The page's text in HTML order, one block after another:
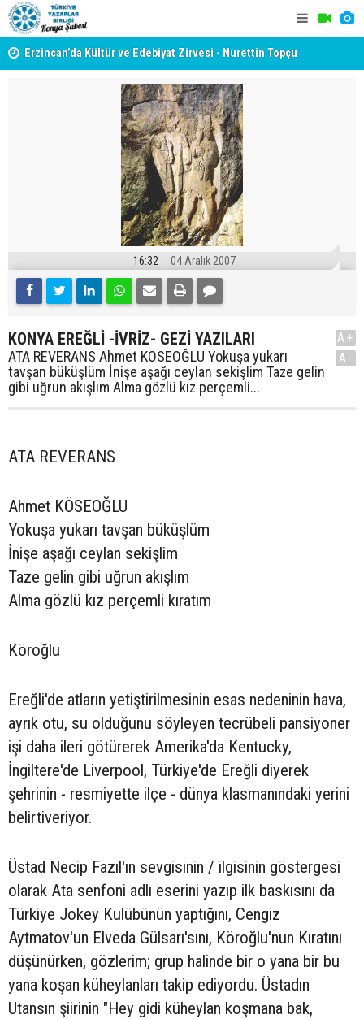
Erzincan’da Kültür ve Edebiyat Zirvesi - Nurettin Topçu
16:32 04 Aralık 2007
KONYA EREĞLİ -İVRİZ- GEZİ YAZILARI
ATA REVERANS Ahmet KÖSEOĞLU Yokuşa yukarı
tavşan büküşlüm İnişe aşağı ceylan sekişlim Taze gelin
gibi uğrun akışlım Alma gözlü kız perçemli...
A+
A-
ATA REVERANS
Ahmet KÖSEOĞLU
Yokuşa yukarı tavşan büküşlüm
İnişe aşağı ceylan sekişlim
Taze gelin gibi uğrun akışlım
Alma gözlü kız perçemli kıratım
Köroğlu
Ereğli'de atların yetiştirilmesinin esas nedeninin hava,
ayrık otu, su olduğunu söyleyen tecrübeli pansiyoner
işi daha ileri götürerek Amerika'da Kentucky,
İngiltere'de Liverpool, Türkiye'de Ereğli diyerek
şehrinin - resmiyette ilçe - dünya klasmanındaki yerini
belirtiveriyor.
Üstad Necip Fazıl'ın sevgisinin / ilgisinin göstergesi
olarak Ata senfoni adlı eserini yazıp ilk baskısını da
Türkiye Jokey Kulübünün yaptığını, Cengiz
Aytmatov'un Elveda Gülsarı'sını, Köroğlu'nun Kıratını
düşünürken, gözlerim; grup halinde bir o yana bir bu
yana koşan küheylanları takip ediyordu. Üstadın
Utansın şiirinin "Hey gidi küheylan koşmana bak,